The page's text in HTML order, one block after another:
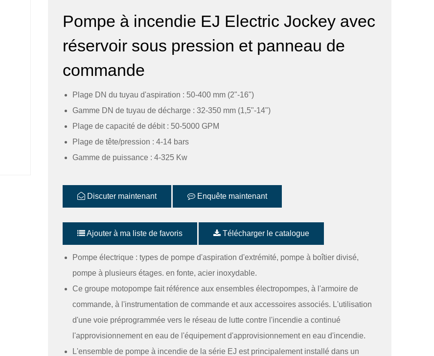
Pompe à incendie EJ Electric Jockey avec
réservoir sous pression et panneau de
commande
Plage DN du tuyau d'aspiration : 50-400 mm (2"-16")
Gamme DN de tuyau de décharge : 32-350 mm (1,5"-14")
Plage de capacité de débit : 50-5000 GPM
Plage de tête/pression : 4-14 bars
Gamme de puissance : 4-325 Kw
Discuter maintenant Enquête maintenant
Ajouter à ma liste de favoris Télécharger le catalogue
Pompe électrique : types de pompe d'aspiration d'extrémité, pompe à boîtier divisé,
pompe à plusieurs étages. en fonte, acier inoxydable.
Ce groupe motopompe fait référence aux ensembles électropompes, à l'armoire de
commande, à l'instrumentation de commande et aux accessoires associés. L'utilisation
d'une voie préprogrammée vers le réseau de lutte contre l'incendie a continué
l'approvisionnement en eau de l'équipement d'approvisionnement en eau d'incendie.
L'ensemble de pompe à incendie de la série EJ est principalement installé dans un